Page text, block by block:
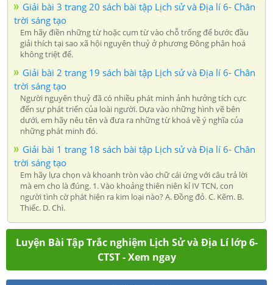
Giải bài 3 trang 20 sách bài tập Lịch sử và Địa lí 6- Chân
trời sáng tạo
Em hãy điền những từ hoặc cụm từ vào chỗ trống để bước đầu
giải thích tại sao xã hội nguyên thuỷ ở phương Đông phân hoá
không triệt để.
Giải bài 2 trang 19 sách bài tập Lịch sử và Địa lí 6- Chân
trời sáng tạo
Người nguyên thuỷ đã có nhiều phát minh ảnh hưởng tích cực
đến sự phát triển của loài người. Dựa vào những hình vẽ bên
dưới, em hãy nêu tên và đưa ra những từ khoá về ý nghĩa của
những phát minh đó.
Giải bài 1 trang 18 sách bài tập Lịch sử và Địa lí 6- Chân
trời sáng tạo
Em hãy lựa chọn và khoanh tròn vào chữ cái ứng với câu trả lời
mà em cho là đúng. 1. Vào khoảng thiên niên kỉ IV TCN, con
người tình cờ phát hiện ra kim loại nào? A. Đồng đỏ. C. Kẽm. B.
Thiếc. D. Chì.
Luyện Bài Tập Trắc nghiệm Lịch Sử và Địa Lí lớp 6-
CTST - Xem ngay